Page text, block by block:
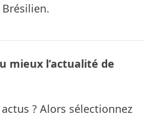
mieux l’actualité de
? Alors sélectionnez